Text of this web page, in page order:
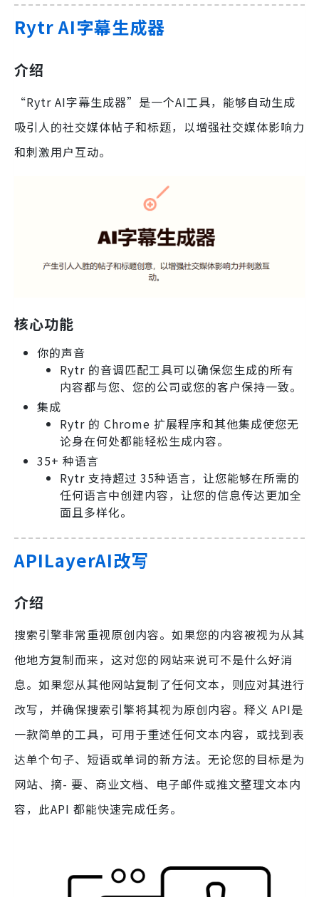
Rytr AI字幕生成器
介绍
“Rytr AI字幕生成器”是一个AI工具，能够自动生成
吸引人的社交媒体帖子和标题，以增强社交媒体影响力
和刺激用户互动。
核心功能
你的声音
Rytr 的音调匹配工具可以确保您生成的所有
内容都与您、您的公司或您的客户保持一致。
集成
Rytr 的 Chrome 扩展程序和其他集成使您无
论身在何处都能轻松生成内容。
35+ 种语言
Rytr 支持超过 35种语言，让您能够在所需的
任何语言中创建内容，让您的信息传达更加全
面且多样化。
APILayerAI改写
介绍
搜索引擎非常重视原创内容。如果您的内容被视为从其
他地方复制而来，这对您的网站来说可不是什么好消
息。如果您从其他网站复制了任何文本，则应对其进行
改写，并确保搜索引擎将其视为原创内容。释义 API是
一款简单的工具，可用于重述任何文本内容，或找到表
达单个句子、短语或单词的新方法。无论您的目标是为
网站、摘- 要、商业文档、电子邮件或推文整理文本内
容，此API 都能快速完成任务。